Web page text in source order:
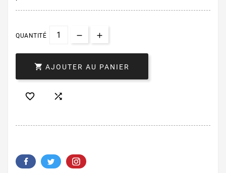
QUANTITÉ
 AJOUTER AU PANIER
 